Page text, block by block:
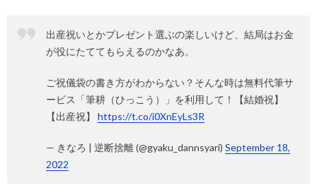
出産祝いとかプレゼント選ぶの楽しいけど、結局はお金
が役にたててもらえるのかなあ。
ご祝儀袋の書き方がわからない？そんな時は無料代筆サ
ービス「筆耕（ひっこう）」を利用して！【結婚祝】
【出産祝】 https://t.co/i0XnEyLs3R
— きなろ | 逆断捨離 (@gyaku_dannsyari) September 18,
2022